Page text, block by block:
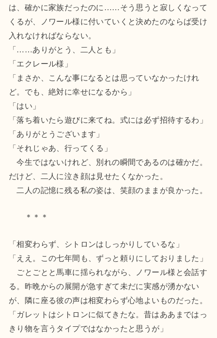
は、確かに家族だったのに……そう思うと寂しくなって
くるが、ノワール様に付いていくと決めたのならば受け
入れなければならない。
「……ありがとう、二人とも」
「エクレール様」
「まさか、こんな事になるとは思っていなかったけれ
ど。でも、絶対に幸せになるから」
「はい」
「落ち着いたら遊びに来てね。式には必ず招待するわ」
「ありがとうございます」
「それじゃあ、行ってくる」
今生ではないけれど、別れの瞬間であるのは確かだ。
だけど、二人に泣き顔は見せたくなかった。
二人の記憶に残る私の姿は、笑顔のままが良かった。
＊＊＊
「相変わらず、シトロンはしっかりしているな」
「ええ。この七年間も、ずっと頼りにしておりました」
ごとごとと馬車に揺られながら、ノワール様と会話す
る。昨晩からの展開が急すぎて未だに実感が湧かない
が、隣に座る彼の声は相変わらず心地よいものだった。
「ガレットはシトロンに似てきたな。昔はああまではっ
きり物を言うタイプではなかったと思うが」